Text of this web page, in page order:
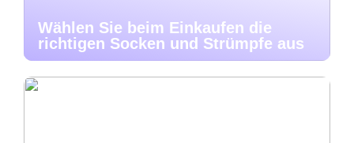
Wählen Sie beim Einkaufen die
richtigen Socken und Strümpfe aus